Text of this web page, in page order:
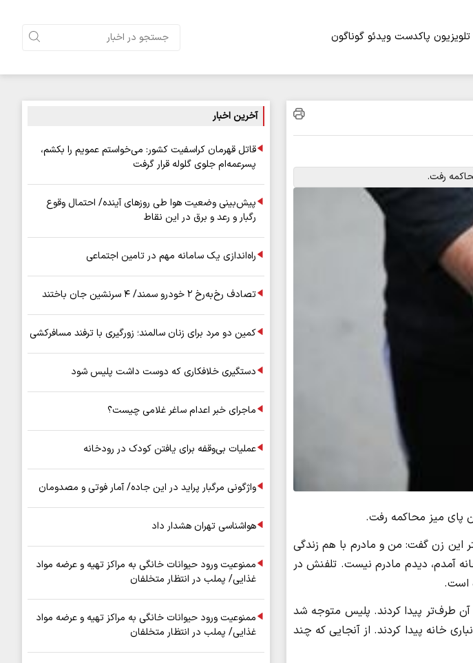
پاکدست ویدئو گوناگون
رفت.
پای میز محاکمه رفت.
این زن گفت: من و مادرم با هم زندگی
آمدم، دیدم مادرم نیست. تلفنش در
است.
آن طرف‌تر پیدا کردند. پلیس متوجه شد
خانه پیدا کردند. از آنجایی که چند
آخرین اخبار
قاتل قهرمان کراسفیت کشور: می‌خواستم عمویم را بکشم،
پسرعمه‌ام جلوی گلوله قرار گرفت
پیش‌بینی وضعیت هوا طی روزهای آینده/ احتمال وقوع
رگبار و رعد و برق در این نقاط
راه‌اندازی یک سامانه مهم در تامین اجتماعی
تصادف رخ‌به‌رخ ۲ خودرو سمند/ ۴ سرنشین جان باختند
کمین دو مرد برای زنان سالمند؛ زورگیری با ترفند مسافرکشی
دستگیری خلافکاری که دوست داشت پلیس شود
ماجرای خبر اعدام ساغر غلامی چیست؟
عملیات بی‌وقفه برای یافتن کودک در رودخانه
واژگونی مرگبار پراید در این جاده/ آمار فوتی و مصدومان
هواشناسی تهران هشدار داد
ممنوعیت ورود حیوانات خانگی به مراکز تهیه و عرضه مواد
غذایی/ پملب در انتظار متخلفان
ممنوعیت ورود حیوانات خانگی به مراکز تهیه و عرضه مواد
غذایی/ پملب در انتظار متخلفان